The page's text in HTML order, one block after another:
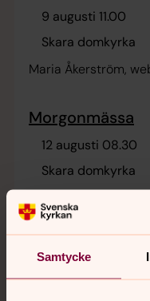
Samtycke
9 augusti 11.00
Skara domkyrka
Maria Åkerström,
Morgonmässa
12 augusti 08.30
Skara domkyrka